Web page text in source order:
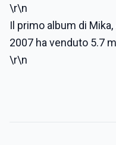
\r\n
Il primo album di Mika,
2007 ha venduto 5.7
\r\n